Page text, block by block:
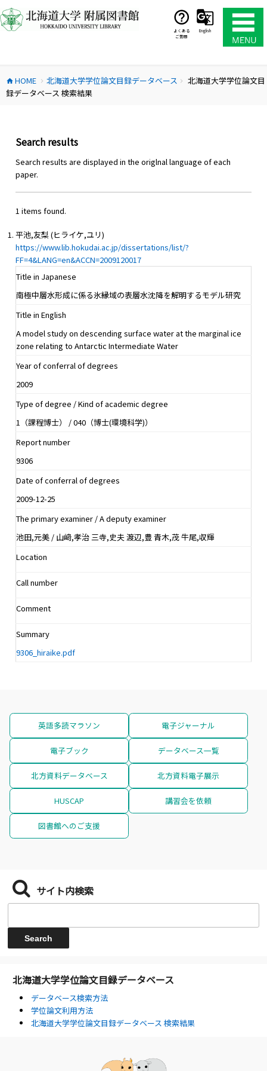
ン
テ
ス
キ
よくある
ご質問
English
home HOME chevron_right 北海道大学学位論文目録データベース chevron_right
北海道大学学位論文目
録データベース 検索結果
Search results
Search results are displayed in the origlnal language of each
paper.
1 items found.
平池,友梨 (ヒライケ,ユリ)
https://www.lib.hokudai.ac.jp/dissertations/list/?
FF=4&LANG=en&ACCN=2009120017
Title in Japanese
南極中層水形成に係る氷縁域の表層水沈降を解明するモデル研究
Title in English
A model study on descending surface water at the marginal ice
zone relating to Antarctic Intermediate Water
Year of conferral of degrees
2009
Type of degree / Kind of academic degree
1（課程博士） / 040（博士(環境科学)）
Report number
9306
Date of conferral of degrees
2009-12-25
The primary examiner / A deputy examiner
池田,元美 / 山﨑,孝治 三寺,史夫 渡辺,豊 青木,茂 牛尾,収輝
Location
Call number
Comment
Summary
9306_hiraike.pdf
英語多読マラソン 電子ジャーナル
電子ブック データベース一覧
北方資料データベース 北方資料電子展示
HUSCAP 講習会を依頼
図書館へのご支援
サイト内検索
北海道大学学位論文目録データベース
データベース検索方法
学位論文利用方法
北海道大学学位論文目録データベース 検索結果